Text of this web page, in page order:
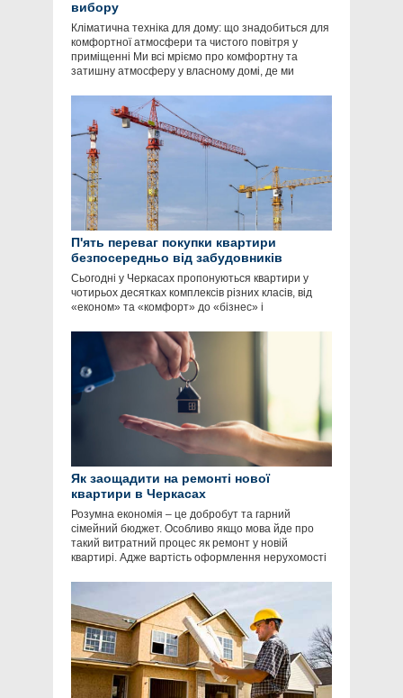
вибору
Кліматична техніка для дому: що знадобиться для
комфортної атмосфери та чистого повітря у
приміщенні Ми всі мріємо про комфортну та
затишну атмосферу у власному домі, де ми
П'ять переваг покупки квартири
безпосередньо від забудовників
Сьогодні у Черкасах пропонуються квартири у
чотирьох десятках комплексів різних класів, від
«економ» та «комфорт» до «бізнес» і
Як заощадити на ремонті нової
квартири в Черкасах
Розумна економія – це добробут та гарний
сімейний бюджет. Особливо якщо мова йде про
такий витратний процес як ремонт у новій
квартирі. Адже вартість оформлення нерухомості